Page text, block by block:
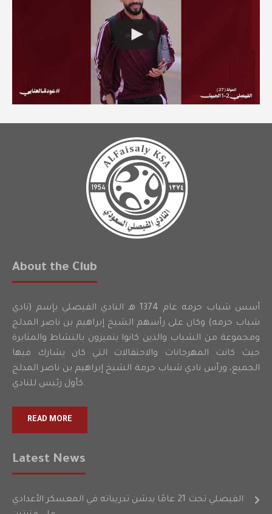
About the Club
أسس شباب حرمه عام 1374 هـ النادي الفيصلي بإسم (نادي
شباب حرمه) وكان على رأسهم الشيخ إبراهيم بن ناصر المدلج
ومجموعة من الشباب والذين كانوا يتميزون بالنشاط والمثابرة
حيث كانت المهرجانات والاحتفالات التي كان يشارك فيها
الجميع، ورأس نادي شباب حرمة الشيخ إبراهيم بن ناصر المدلج
كأول رئيس للنادي.
READ MORE
Latest News
الفيصلي تحت 21 عامًا يدشن تدريباته في المعسكر الأعدادي